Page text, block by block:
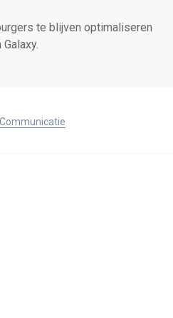
te blijven optimaliseren